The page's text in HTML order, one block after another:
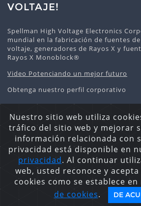
VOLTAJE!
Spellman High Voltage Electronics
mundial en la fabricación de fuentes
voltaje, generadores de Rayos X y
Rayos X Monoblock®
Video Potenciando un mejor futuro
Obtenga nuestro perfil corporativo
Declaración de privacidad Política
del Sitio
Derechos Reservados © 2026
Electronics Corporation.
日本語 한국어
Nuestro sitio web utiliza
tráfico del sitio web y mejorar
información relacionada con
privacidad está disponible en
privacidad. Al continuar
web, usted reconoce y
cookies como se establece
de cookies. DE